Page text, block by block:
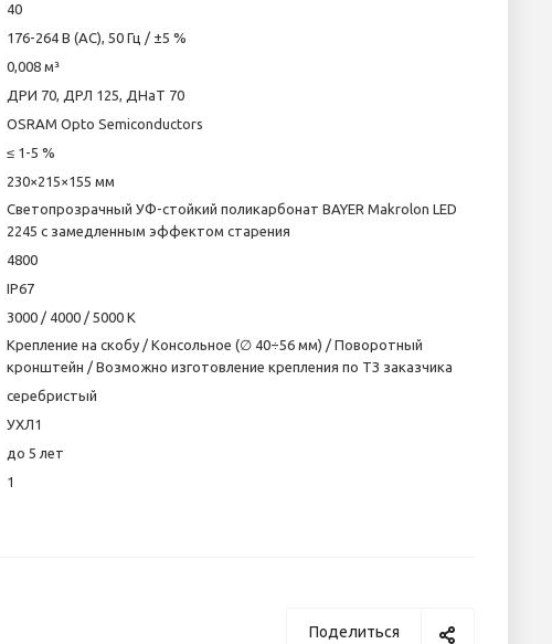
40
176-264 В (AC), 50 Гц / ±5 %
0,008 м³
ДРИ 70, ДРЛ 125, ДНаТ 70
OSRAM Opto Semiconductors
≤ 1-5 %
230×215×155 мм
Светопрозрачный УФ-стойкий поликарбонат BAYER Makrolon LED
2245 с замедленным эффектом старения
4800
IP67
3000 / 4000 / 5000 K
Крепление на скобу / Консольное (∅ 40÷56 мм) / Поворотный
кронштейн / Возможно изготовление крепления по ТЗ заказчика
серебристый
УХЛ1
до 5 лет
1
Поделиться